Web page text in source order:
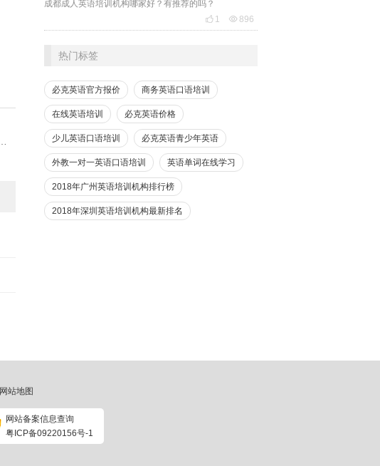
成都成人英语培训机构哪家好？有推荐的吗？
 1  896
热门标签
必克英语官方报价 商务英语口语培训
在线英语培训 必克英语价格
少儿英语口语培训 必克英语青少年英语
外教一对一英语口语培训 英语单词在线学习
2018年广州英语培训机构排行榜
2018年深圳英语培训机构最新排名
网站地图
网站备案信息查询
粤ICP备09220156号-1